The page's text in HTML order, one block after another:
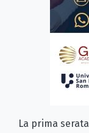
La prima